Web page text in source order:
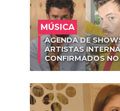
MÚSICA
AGENDA DE
ARTISTAS
CONFIRMADOS